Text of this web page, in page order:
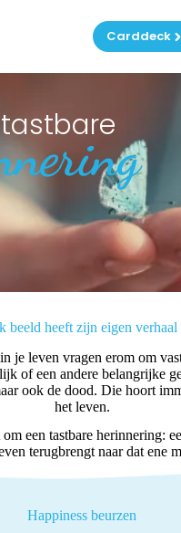
Carddeck
beeld heeft zijn eigen verhaal
je leven vragen erom om
of een andere belangrijke
ook de dood. Die hoort
het leven.
een tastbare herinnering:
terugbrengt naar dat ene
Happiness beurzen